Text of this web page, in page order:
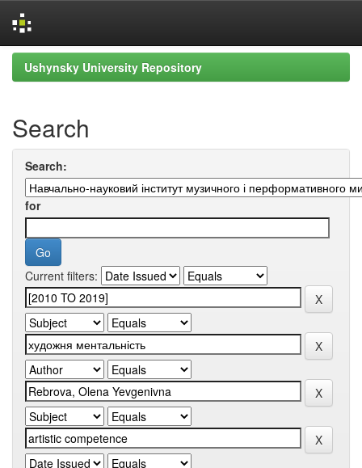
Skip
navigation
Ushynsky University Repository
Search
Search:
for
Current filters: